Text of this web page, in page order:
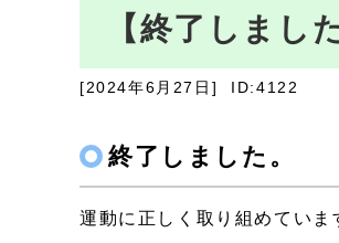
【終了しま
[2024年6月27日] ID:4122
終了しました。
運動に正しく取り組めていま